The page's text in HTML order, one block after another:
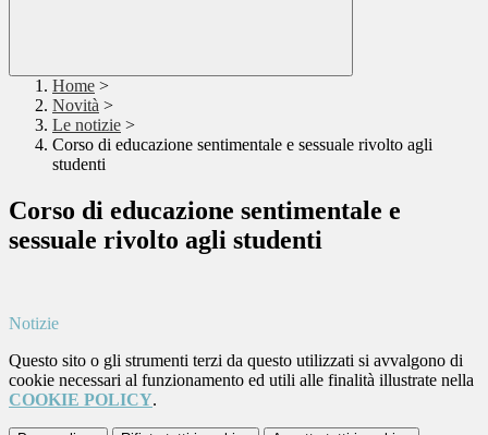
Home >
Novità >
Le notizie >
Corso di educazione sentimentale e sessuale rivolto agli
studenti
Corso di educazione sentimentale e
sessuale rivolto agli studenti
Notizie
Questo sito o gli strumenti terzi da questo utilizzati si avvalgono di
cookie necessari al funzionamento ed utili alle finalità illustrate nella
COOKIE POLICY.